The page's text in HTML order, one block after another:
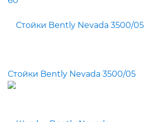
Стойки Bently Nevada 3500/05